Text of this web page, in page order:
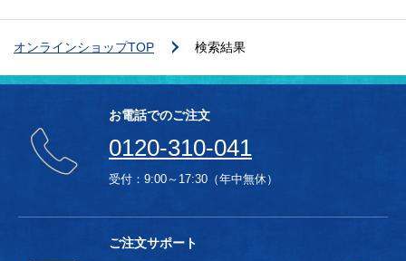
オンラインショップTOP 検索結果
お電話でのご注文
0120-310-041
受付：9:00～17:30（年中無休）
ご注文サポート